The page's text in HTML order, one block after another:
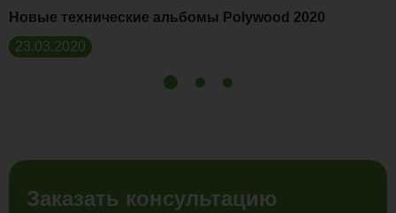
Новые технические альбомы Polywood 2020
23.03.2020
Заказать консультацию